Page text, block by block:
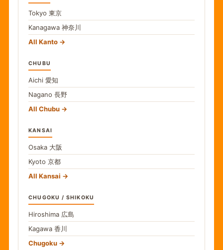
Tokyo 東京
Kanagawa 神奈川
All Kanto
CHUBU
Aichi 愛知
Nagano 長野
All Chubu
KANSAI
Osaka 大阪
Kyoto 京都
All Kansai
CHUGOKU / SHIKOKU
Hiroshima 広島
Kagawa 香川
Chugoku